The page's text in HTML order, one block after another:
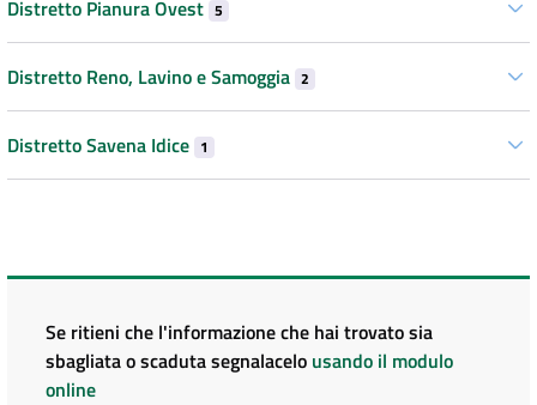
Distretto Pianura Ovest 5
Distretto Reno, Lavino e Samoggia 2
Distretto Savena Idice 1
Se ritieni che l'informazione che hai trovato sia
sbagliata o scaduta segnalacelo usando il modulo
online